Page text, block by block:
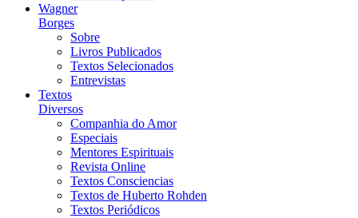
Wagner
Borges
Sobre
Livros Publicados
Textos Selecionados
Entrevistas
Textos
Diversos
Companhia do Amor
Especiais
Mentores Espirituais
Revista Online
Textos Consciencias
Textos de Huberto Rohden
Textos Periódicos